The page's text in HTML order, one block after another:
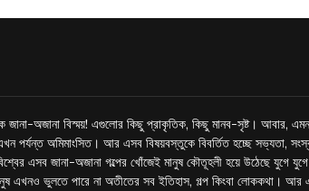
অজানা বিস্ময়! এগুলোর কিছু প্রাকৃতিক, কিছু মানব-সৃষ্ট। আবার,
পর্যন্ত অমিমাংসিত। আর এসব বিষয়বস্তুকে বিবর্তিত হচ্ছে সভ্যতা,
এসব জানা-অজানা গল্পের খোঁজেই মানুষ কৌতূহলী হয়ে উঠেছে যুগে
এখনও ভুলতে পারে না অতীতের সব ইতিহাস, গল্প কিংবা লোককথা। আর